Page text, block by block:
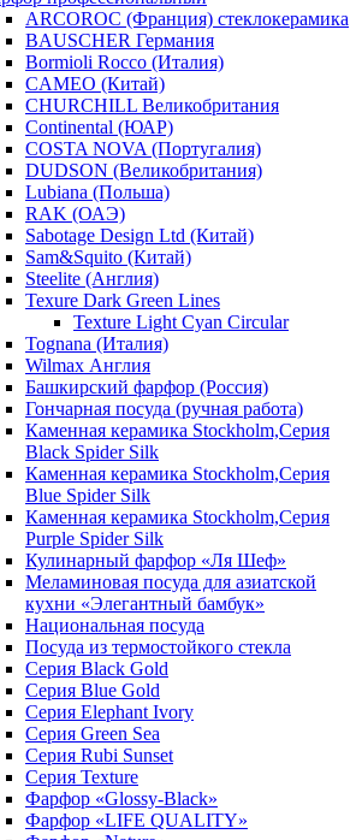
ARCOROC (Франция) стеклокерамика
BAUSCHER Германия
Bormioli Rocco (Италия)
CAMEO (Китай)
CHURCHILL Великобритания
Continental (ЮАР)
COSTA NOVA (Португалия)
DUDSON (Великобритания)
Lubiana (Польша)
RAK (ОАЭ)
Sabotage Design Ltd (Китай)
Sam&Squito (Китай)
Steelite (Англия)
Texure Dark Green Lines
Texture Light Cyan Circular
Tognana (Италия)
Wilmax Англия
Башкирский фарфор (Россия)
Гончарная посуда (ручная работа)
Каменная керамика Stockholm,Серия
Black Spider Silk
Каменная керамика Stockholm,Серия
Blue Spider Silk
Каменная керамика Stockholm,Серия
Purple Spider Silk
Кулинарный фарфор «Ля Шеф»
Меламиновая посуда для азиатской
кухни «Элегантный бамбук»
Национальная посуда
Посуда из термостойкого стекла
Серия Black Gold
Серия Blue Gold
Серия Elephant Ivory
Серия Green Sea
Серия Rubi Sunset
Серия Texture
Фарфор «Glossy-Black»
Фарфор «LIFE QUALITY»